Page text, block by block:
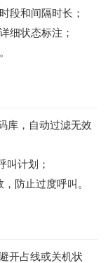
段和间隔时长；
细状态标注；
库，自动过滤无效
叫计划；
防止过度呼叫。
开占线或关机状